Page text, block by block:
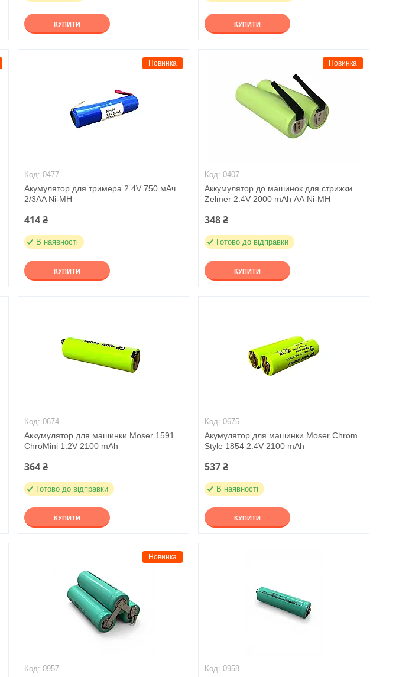
КУПИТИ КУПИТИ
Новинка
0477
Акумулятор для тримера 2.4V 750 мАч
2/3AA Ni-MH
414 ₴
В наявності
КУПИТИ
Новинка
0407
Аккумулятор до машинок для стрижки
Zelmer 2.4V 2000 mAh АА Ni-MH
348 ₴
Готово до відправки
КУПИТИ
0674
Аккумулятор для машинки Moser 1591
ChroMini 1.2V 2100 mAh
364 ₴
Готово до відправки
КУПИТИ
0675
Акумулятор для машинки Moser Chrom
Style 1854 2.4V 2100 mAh
537 ₴
В наявності
КУПИТИ
Новинка
0957 0958